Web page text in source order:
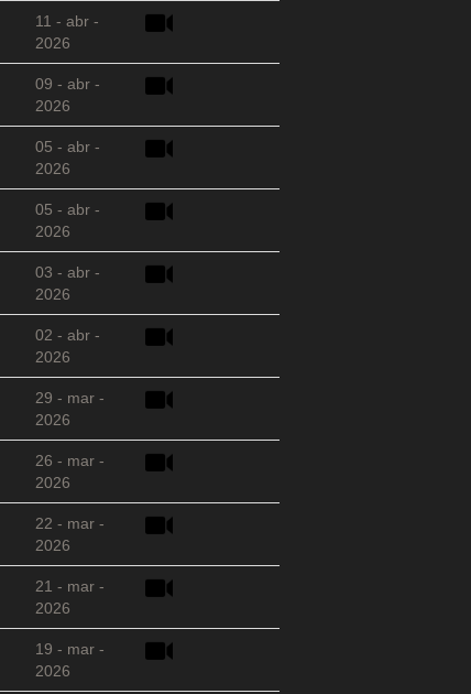
11 - abr -
2026
09 - abr -
2026
05 - abr -
2026
05 - abr -
2026
03 - abr -
2026
02 - abr -
2026
29 - mar -
2026
26 - mar -
2026
22 - mar -
2026
21 - mar -
2026
19 - mar -
2026